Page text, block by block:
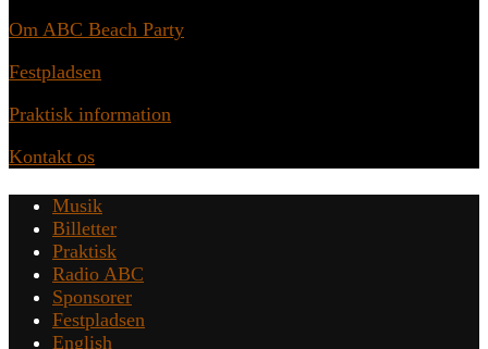
Om ABC Beach Party
Festpladsen
Praktisk information
Kontakt os
Musik
Billetter
Praktisk
Radio ABC
Sponsorer
Festpladsen
English